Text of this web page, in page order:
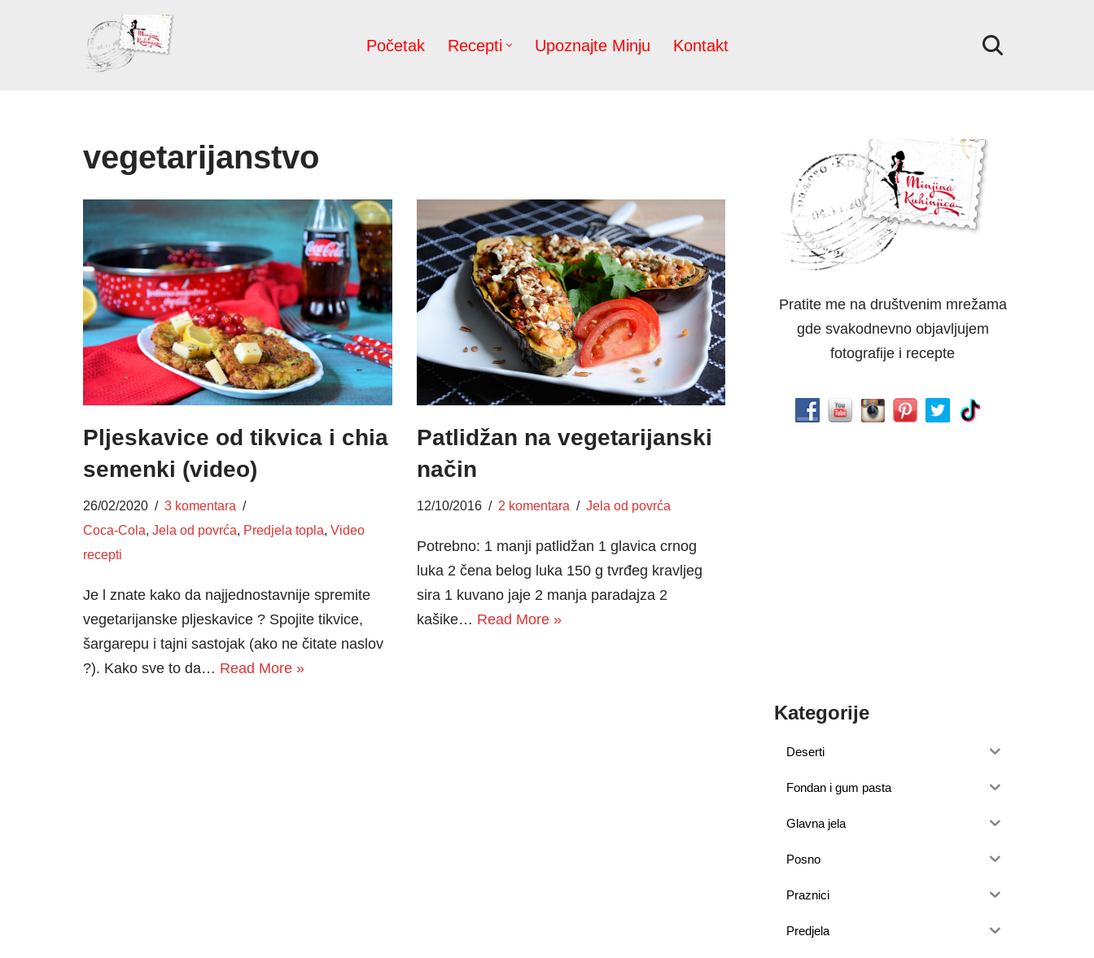
Početak Recepti Upoznajte Minju Kontakt
vegetarijanstvo
Pljeskavice od tikvica i chia
semenki (video)
26/02/2020
3 komentara
Coca-Cola, Jela od povrća, Predjela topla, Video
recepti
Je l znate kako da najjednostavnije spremite
vegetarijanske pljeskavice ? Spojite tikvice,
šargarepu i tajni sastojak (ako ne čitate naslov
?). Kako sve to da… Read More »
Patlidžan na vegetarijanski
način
12/10/2016 2 komentara Jela od povrća
Potrebno: 1 manji patlidžan 1 glavica crnog
luka 2 čena belog luka 150 g tvrđeg kravljeg
sira 1 kuvano jaje 2 manja paradajza 2
kašike… Read More »
Pratite me na društvenim mrežama
gde svakodnevno objavljujem
fotografije i recepte
Kategorije
Deserti
Fondan i gum pasta
Glavna jela
Posno
Praznici
Predjela